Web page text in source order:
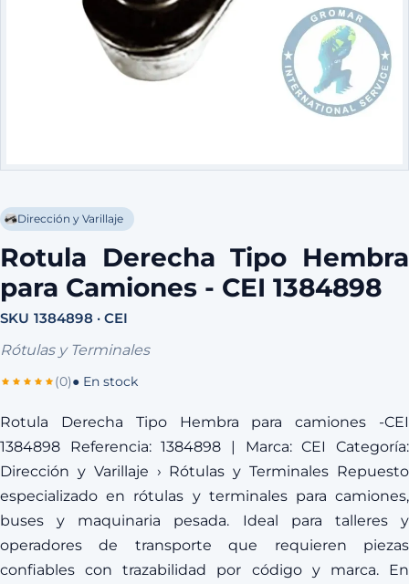
Dirección y Varillaje
Rotula Derecha Tipo Hembra
para Camiones - CEI 1384898
SKU 1384898 · CEI
Rótulas y Terminales
(0)● En stock
Rotula Derecha Tipo Hembra para camiones -CEI
1384898 Referencia: 1384898 | Marca: CEI Categoría:
Dirección y Varillaje › Rótulas y Terminales Repuesto
especializado en rótulas y terminales para camiones,
buses y maquinaria pesada. Ideal para talleres y
operadores de transporte que requieren piezas
confiables con trazabilidad por código y marca. En